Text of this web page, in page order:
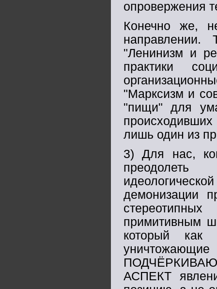
опровержения
Конечно же,
"Ленинизм и
практики
"Марксизм и
"пищи" для
лишь один из
3) Для нас,
преодолеть
демонизации
примитивным
который как
АСПЕКТ